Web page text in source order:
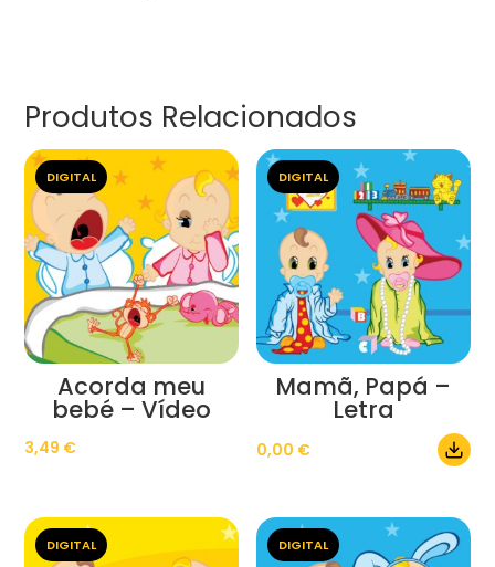
Produtos Relacionados
DIGITAL
Acorda meu
bebé – Vídeo
3,49 €
DIGITAL
Mamã, Papá –
Letra
0,00 €
DIGITAL DIGITAL